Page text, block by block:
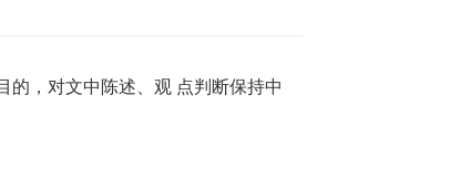
的，对文中陈述、观 点判断保持中